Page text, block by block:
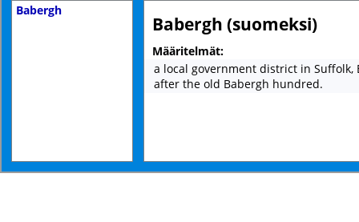
Babergh
Babergh (suomeksi)
Määritelmät:
a local government district in Suffolk,
after the old Babergh hundred.